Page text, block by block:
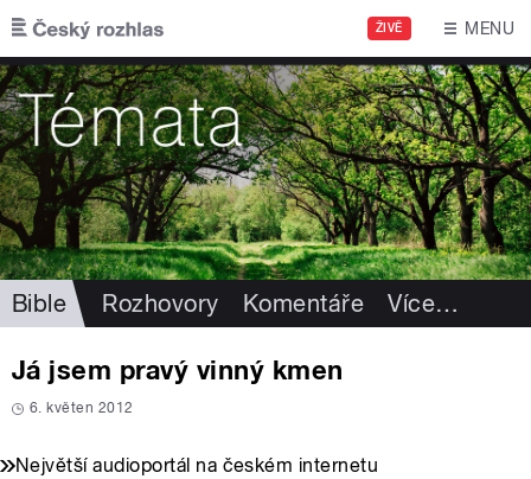
Přejít k hlavnímu obsahu
ŽIVĚ MENU
Bible Rozhovory Komentáře Více…
Já jsem pravý vinný kmen
6. květen 2012
Největší audioportál na českém internetu